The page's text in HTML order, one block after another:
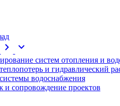
chevron_right expand_more
систем отопления и
и гидравлический
водоснабжения
и сопровождение проектов